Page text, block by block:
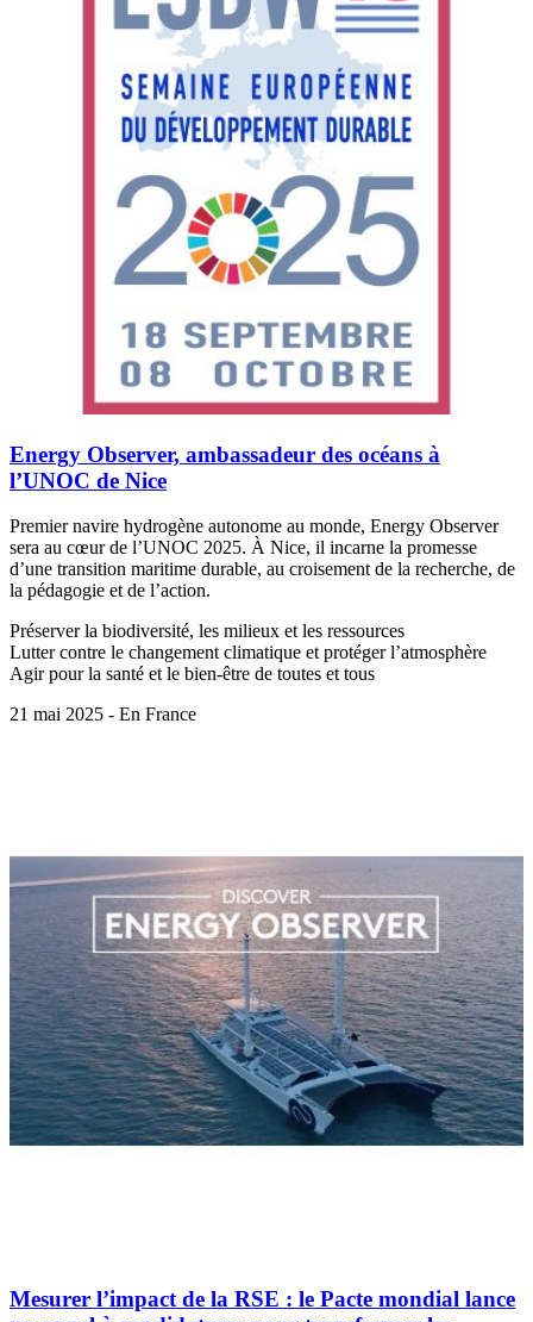
Energy Observer, ambassadeur des océans à
l’UNOC de Nice
Premier navire hydrogène autonome au monde, Energy Observer
sera au cœur de l’UNOC 2025. À Nice, il incarne la promesse
d’une transition maritime durable, au croisement de la recherche, de
la pédagogie et de l’action.
Préserver la biodiversité, les milieux et les ressources
Lutter contre le changement climatique et protéger l’atmosphère
Agir pour la santé et le bien-être de toutes et tous
21 mai 2025 - En France
Mesurer l’impact de la RSE : le Pacte mondial lance